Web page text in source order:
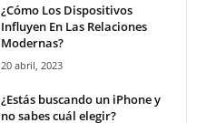
¿Cómo Los Dispositivos
Influyen En Las Relaciones
Modernas?
20 abril, 2023
¿Estás buscando un iPhone y
no sabes cuál elegir?